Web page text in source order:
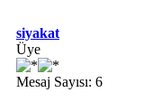
siyakat
Üye
Mesaj Sayısı: 6